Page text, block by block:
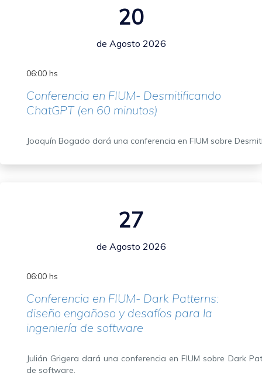
20
de Agosto 2026
06:00 hs
Conferencia en FIUM- Desmitificando
ChatGPT (en 60 minutos)
Joaquín Bogado dará una conferencia en FIUM sobre
27
de Agosto 2026
06:00 hs
Conferencia en FIUM- Dark Patterns:
diseño engañoso y desafíos para la
ingeniería de software
Julián Grigera dará una conferencia en FIUM sobre Dark
de software.